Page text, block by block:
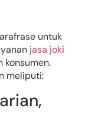
untuk
jasa joki
konsumen.
meliputi: